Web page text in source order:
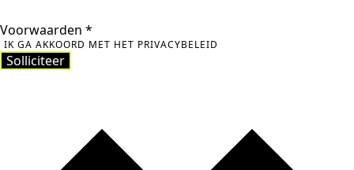
Voorwaarden *
IK GA AKKOORD MET HET PRIVACYBELEID
Solliciteer